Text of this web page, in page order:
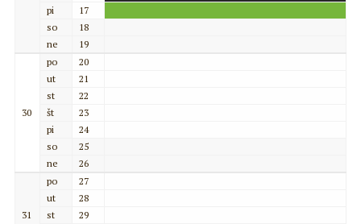
pi
17
so
18
ne
19
30
po
20
ut
21
st
22
št
23
pi
24
so
25
ne
26
31
po
27
ut
28
st
29